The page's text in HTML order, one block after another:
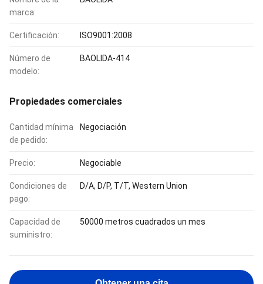
marca:
Certificación: ISO9001:2008
Número de
modelo:
BAOLIDA-414
Propiedades comerciales
Cantidad mínima
de pedido:
Negociación
Precio: Negociable
Condiciones de
pago:
D/A, D/P, T/T, Western Union
Capacidad de
suministro:
50000 metros cuadrados un mes